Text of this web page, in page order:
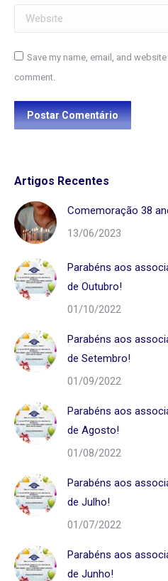
Website
Save my name, email, and
comment.
Postar Comentário
Artigos Recentes
Comemoração 38
13/06/2023
Parabéns aos
de Outubro!
01/10/2022
Parabéns aos
de Setembro!
01/09/2022
Parabéns aos
de Agosto!
01/08/2022
Parabéns aos
de Julho!
01/07/2022
Parabéns aos
de Junho!